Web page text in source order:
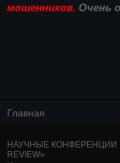
мошенников. Очень
Главная
НАУЧНЫЕ КОНФЕРЕНЦИИ В
REVIEW»